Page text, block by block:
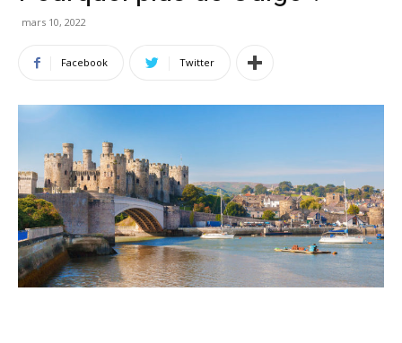
mars 10, 2022
Facebook Twitter